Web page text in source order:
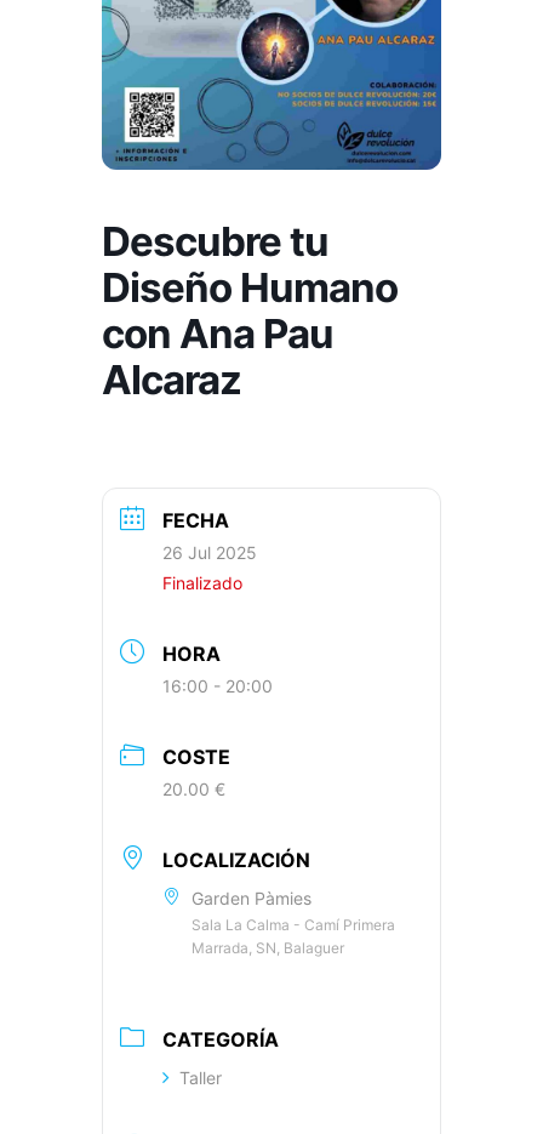
Descubre tu
Diseño Humano
con Ana Pau
Alcaraz
FECHA
26 Jul 2025
Finalizado
HORA
16:00 - 20:00
COSTE
20.00 €
LOCALIZACIÓN
Garden Pàmies
Sala La Calma - Camí Primera
Marrada, SN, Balaguer
CATEGORÍA
Taller